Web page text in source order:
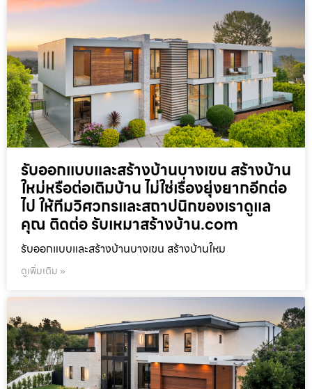
รับออกแบบและสร้างบ้านบางเขน สร้างบ้าน
ใหม่หรือต่อเติมบ้าน ไม่ใช่เรื่องยุ่งยากอีกต่อ
ไป ให้ทีมวิศวกรและสถาปนิกของเราดูแล
คุณ ติดต่อ รับเหมาสร้างบ้าน.com
รับออกแบบและสร้างบ้านบางเขน สร้างบ้านใหม
ดูเพิ่มเติม »